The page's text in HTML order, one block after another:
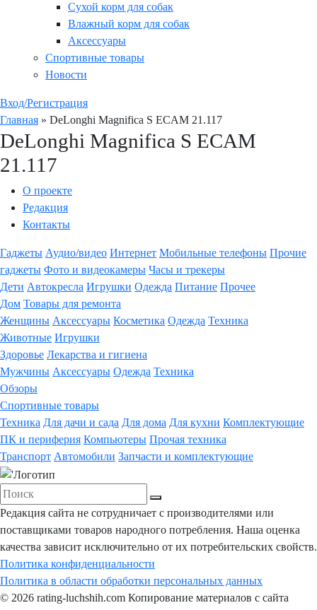
Сухой корм для собак
Влажный корм для собак
Аксессуары
Спортивные товары
Новости
Вход/Регистрация
Главная » DeLonghi Magnifica S ECAM 21.117
DeLonghi Magnifica S ECAM
21.117
О проекте
Редакция
Контакты
Гаджеты Аудио/видео Интернет Мобильные телефоны Прочие
гаджеты Фото и видеокамеры Часы и трекеры
Дети Автокресла Игрушки Одежда Питание Прочее
Дом Товары для ремонта
Женщины Аксессуары Косметика Одежда Техника
Животные Игрушки
Здоровье Лекарства и гигиена
Мужчины Аксессуары Одежда Техника
Обзоры
Спортивные товары
Техника Для дачи и сада Для дома Для кухни Комплектующие
ПК и периферия Компьютеры Прочая техника
Транспорт Автомобили Запчасти и комплектующие
Редакция сайта не сотрудничает с производителями или
поставщиками товаров народного потребления. Наша оценка
качества зависит исключительно от их потребительских свойств.
Политика конфиденциальности
Политика в области обработки персональных данных
© 2026 rating-luchshih.com Копирование материалов с сайта